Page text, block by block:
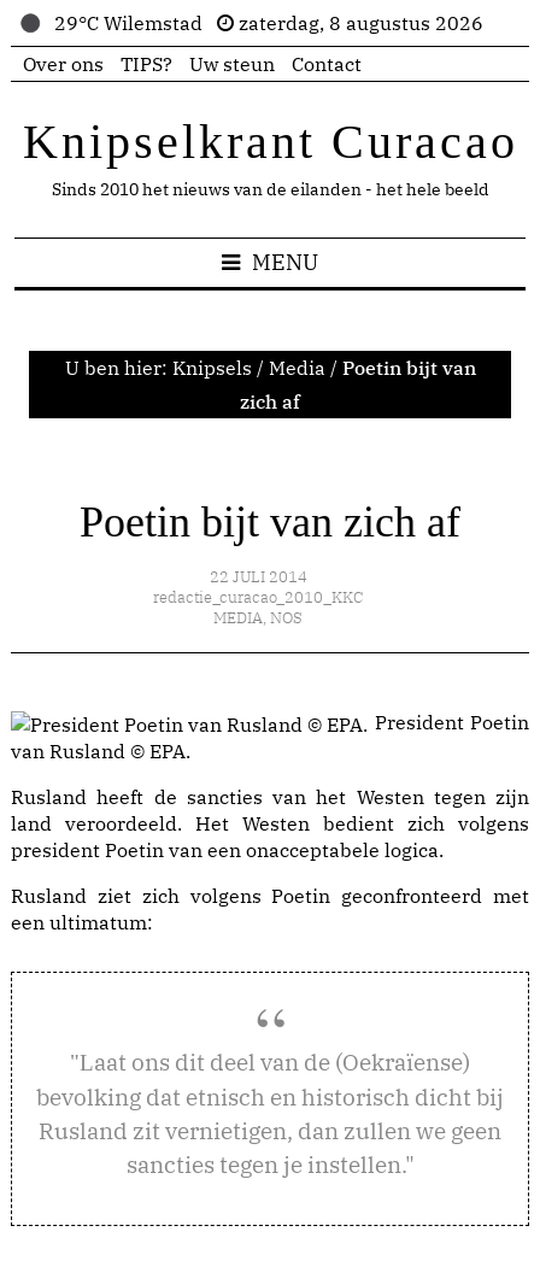
29°C Wilemstad
zaterdag, 8 augustus 2026
Over ons
TIPS? Uw steun Contact
Knipselkrant Curacao
Sinds 2010 het nieuws van de eilanden - het hele beeld
MENU
U ben hier: Knipsels / Media / Poetin bijt van
zich af
Poetin bijt van zich af
22 JULI 2014
redactie_curacao_2010_KKC
MEDIA, NOS
President Poetin
van Rusland © EPA.
Rusland heeft de sancties van het Westen tegen zijn
land veroordeeld. Het Westen bedient zich volgens
president Poetin van een onacceptabele logica.
Rusland ziet zich volgens Poetin geconfronteerd met
een ultimatum:
"Laat ons dit deel van de (Oekraïense)
bevolking dat etnisch en historisch dicht bij
Rusland zit vernietigen, dan zullen we geen
sancties tegen je instellen."